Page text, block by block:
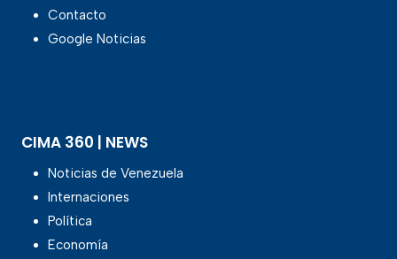
Contacto
Google Noticias
CIMA 360 | NEWS
Noticias de Venezuela
Internaciones
Política
Economía